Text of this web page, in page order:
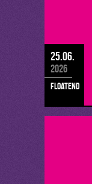
25.06.
2026
floatend